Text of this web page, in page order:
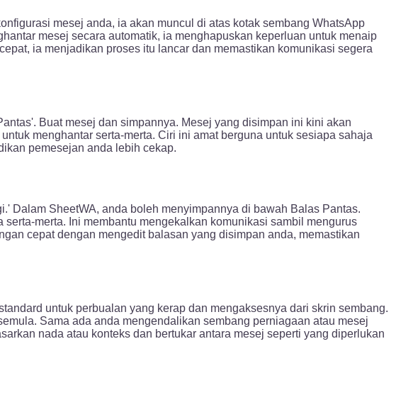
mesej anda, ia akan muncul di atas kotak sembang WhatsApp
mesej secara automatik, ia menghapuskan keperluan untuk menaip
ia menjadikan proses itu lancar dan memastikan komunikasi segera
Buat mesej dan simpannya. Mesej yang disimpan ini kini akan
menghantar serta-merta. Ciri ini amat berguna untuk sesiapa sahaja
pemesejan anda lebih cekap.
Dalam SheetWA, anda boleh menyimpannya di bawah Balas Pantas.
merta. Ini membantu mengekalkan komunikasi sambil mengurus
cepat dengan mengedit balasan yang disimpan anda, memastikan
untuk perbualan yang kerap dan mengaksesnya dari skrin sembang.
Sama ada anda mengendalikan sembang perniagaan atau mesej
nada atau konteks dan bertukar antara mesej seperti yang diperlukan